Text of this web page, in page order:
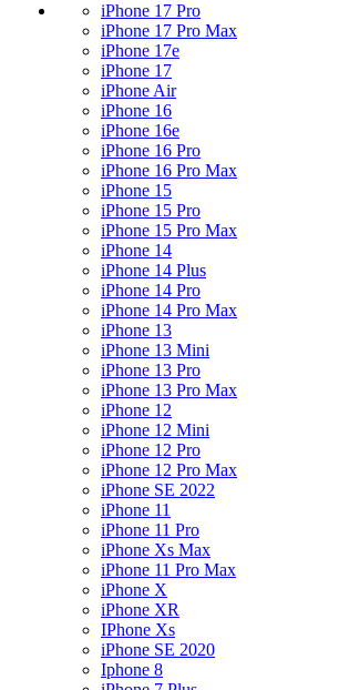
iPhone 17 Pro
iPhone 17 Pro Max
iPhone 17e
iPhone 17
iPhone Air
iPhone 16
iPhone 16e
iPhone 16 Pro
iPhone 16 Pro Max
iPhone 15
iPhone 15 Pro
iPhone 15 Pro Max
iPhone 14
iPhone 14 Plus
iPhone 14 Pro
iPhone 14 Pro Max
iPhone 13
iPhone 13 Mini
iPhone 13 Pro
iPhone 13 Pro Max
iPhone 12
iPhone 12 Mini
iPhone 12 Pro
iPhone 12 Pro Max
iPhone SE 2022
iPhone 11
iPhone 11 Pro
iPhone Xs Max
iPhone 11 Pro Max
iPhone X
iPhone XR
IPhone Xs
iPhone SE 2020
Iphone 8